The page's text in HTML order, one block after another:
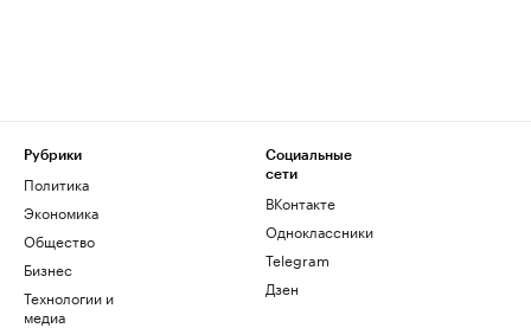
Рубрики
Политика
Экономика
Общество
Бизнес
Технологии и
медиа
Социальные
сети
ВКонтакте
Одноклассники
Telegram
Дзен